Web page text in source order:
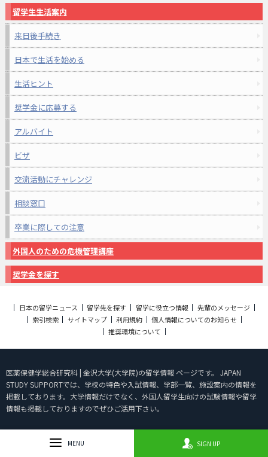
留学生生活案内
来日後手続き
日本で生活を始める
生活ヒント
奨学金に応募する
アルバイト
ビザ
交流活動にチャレンジ
相談窓口
卒業に際しての注意
外国人のための危機管理講座
奨学金を探す
日本の留学ニュース 留学先を探す 留学に役立つ情報
先輩のメッセージ
索引検索
サイトマップ 利用規約
個人情報についてのお知らせ
推奨環境について
医薬保健学総合研究科 | 金沢大学(大学院)の留学情報 ページです。 JAPAN
STUDY SUPPORTでは、学校の特色や入試情報、学部一覧、施設案内の情報を
掲載しております。大学情報だけでなく、外国人留学生向けの試験情報や留学
情報も掲載しておりますのでぜひご活用下さい。
MENU SIGN UP